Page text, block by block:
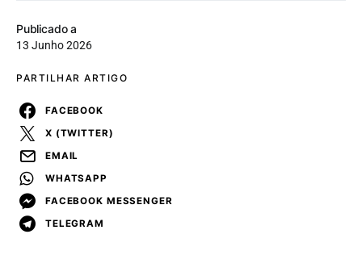
Publicado a
13 Junho 2026
PARTILHAR ARTIGO
FACEBOOK
X (TWITTER)
EMAIL
WHATSAPP
FACEBOOK MESSENGER
TELEGRAM